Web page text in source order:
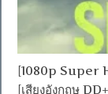
[1080p Super
[เสียงอังกฤษ